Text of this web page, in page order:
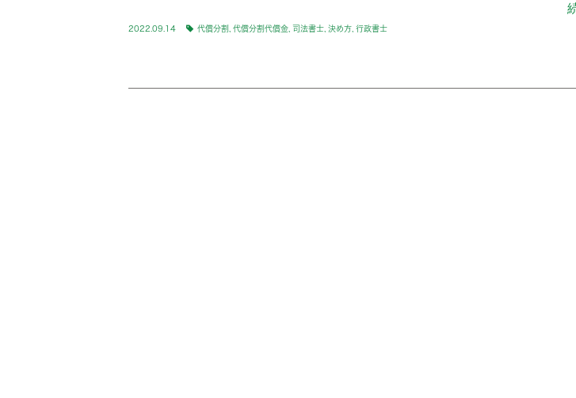
2022.09.14 代償分割 代償分割代償金 司法書士 決め方 行政書士